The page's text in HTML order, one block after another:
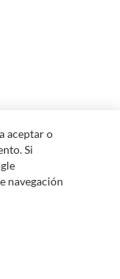
aceptar o
Si
navegación